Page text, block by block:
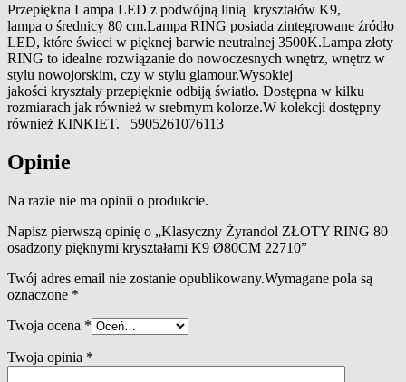
Przepiękna Lampa LED z podwójną linią kryształów K9,
lampa o średnicy 80 cm.Lampa RING posiada zintegrowane źródło
LED, które świeci w pięknej barwie neutralnej 3500K.Lampa złoty
RING to idealne rozwiązanie do nowoczesnych wnętrz, wnętrz w
stylu nowojorskim, czy w stylu glamour.Wysokiej
jakości kryształy przepięknie odbiją światło. Dostępna w kilku
rozmiarach jak również w srebrnym kolorze.W kolekcji dostępny
również KINKIET. 5905261076113
Opinie
Na razie nie ma opinii o produkcie.
Napisz pierwszą opinię o „Klasyczny Żyrandol ZŁOTY RING 80
osadzony pięknymi kryształami K9 Ø80CM 22710”
Twój adres email nie zostanie opublikowany.Wymagane pola są
oznaczone *
Twoja ocena *
Twoja opinia *